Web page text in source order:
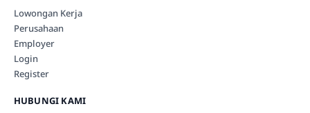
Lowongan Kerja
Perusahaan
Employer
Login
Register
HUBUNGI KAMI